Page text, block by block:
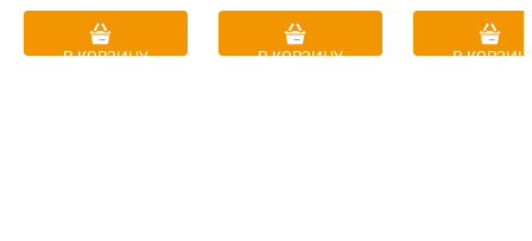
В КОРЗИНУ В КОРЗИНУ В